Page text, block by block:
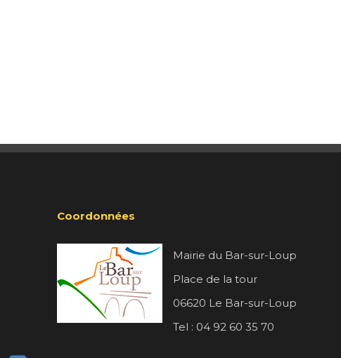
Coordonnées
Mairie du Bar-sur-Loup
Place de la tour
06620 Le Bar-sur-Loup
Tel : 04 92 60 35 70